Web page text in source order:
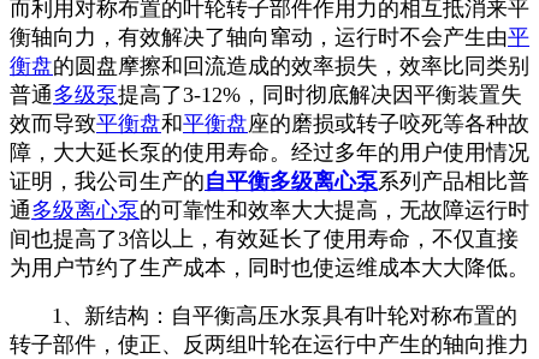
而利用对称布置的叶轮转子部件作用力的相互抵消来平
衡轴向力，有效解决了轴向窜动，运行时不会产生由平
衡盘的圆盘摩擦和回流造成的效率损失，效率比同类别
普通多级泵提高了3-12%，同时彻底解决因平衡装置失
效而导致平衡盘和平衡盘座的磨损或转子咬死等各种故
障，大大延长泵的使用寿命。经过多年的用户使用情况
证明，我公司生产的自平衡多级离心泵系列产品相比普
通多级离心泵的可靠性和效率大大提高，无故障运行时
间也提高了3倍以上，有效延长了使用寿命，不仅直接
为用户节约了生产成本，同时也使运维成本大大降低。
1、新结构：自平衡高压水泵具有叶轮对称布置的
转子部件，使正、反两组叶轮在运行中产生的轴向推力